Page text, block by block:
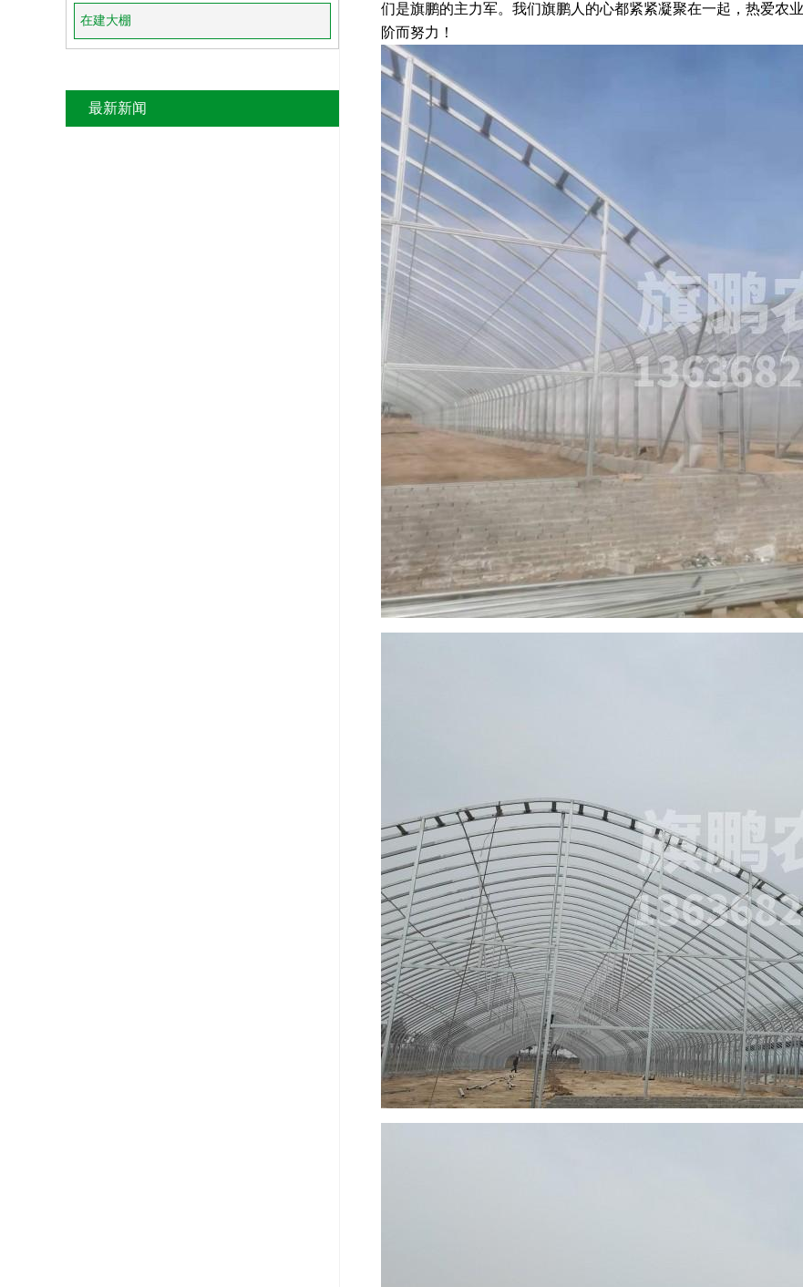
在建大棚
最新新闻
们是旗鹏的主力军。我们旗鹏人的心都紧紧凝聚在一起，热爱农
阶而努力！